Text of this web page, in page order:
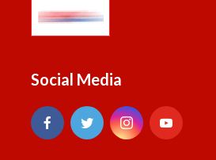
Social Media